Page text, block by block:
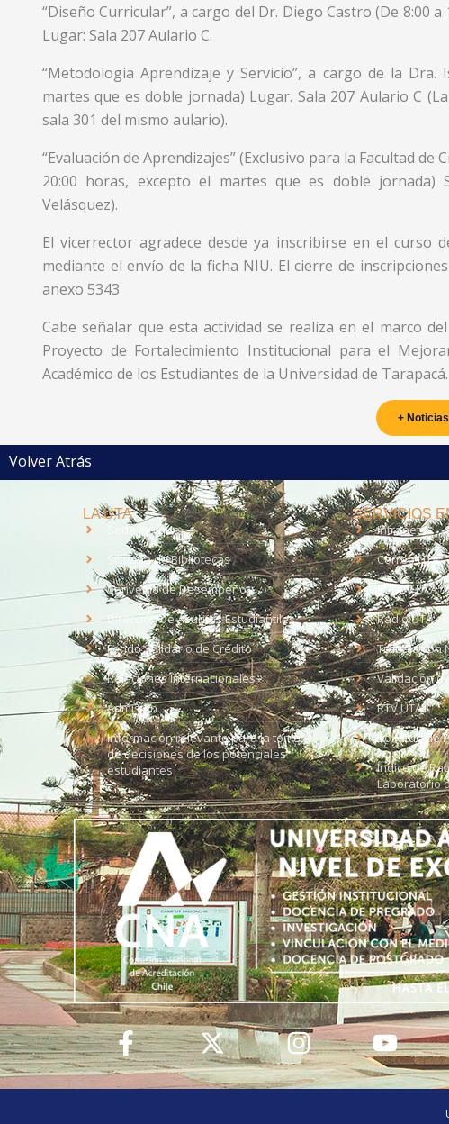
“Diseño Curricular”, a cargo del Dr. Diego Castro (De 8:00
Lugar: Sala 207 Aulario C.
“Metodología Aprendizaje y Servicio”, a cargo de la
martes que es doble jornada) Lugar. Sala 207 Aulario C
sala 301 del mismo aulario).
“Evaluación de Aprendizajes” (Exclusivo para la Facultad de
20:00 horas, excepto el martes que es doble jornada)
Velásquez).
El vicerrector agradece desde ya inscribirse en el
mediante el envío de la ficha NIU. El cierre de
anexo 5343
Cabe señalar que esta actividad se realiza en el marco
Proyecto de Fortalecimiento Institucional para el
Académico de los Estudiantes de la Universidad de Tarapacá.
+ Noticias
Volver Atrás
LA UTA
Sede Iquique
Sistema de Bibliotecas
Convenio de Desempeño
Dirección de Asuntos Estudiantiles
Fondo Solidario de Crédito
Relaciones Internacionales
Admisión
Información relevante para la toma
de decisiones de los potenciales
estudiantes
SERVICIOS
Intranet
Correo UTA
EUDEV UTA
Radio UTA -
Trabaja con
Validación
RTV UTA
Solicitud de
Índice de
Laboratorio